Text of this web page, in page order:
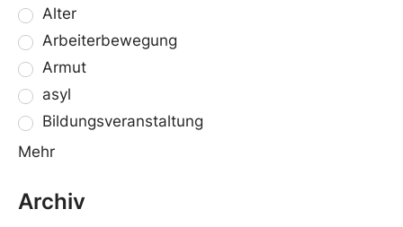
Alter
Arbeiterbewegung
Armut
asyl
Bildungsveranstaltung
Mehr
Archiv